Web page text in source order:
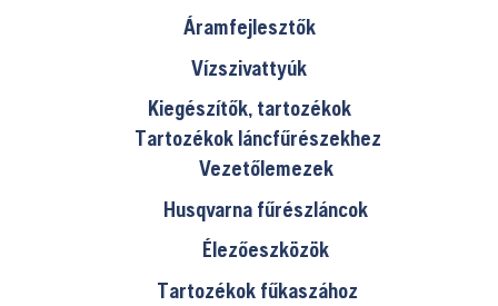
Áramfejlesztők
Vízszivattyúk
Kiegészítők, tartozékok
Tartozékok láncfűrészekhez
Vezetőlemezek
Husqvarna fűrészláncok
Élezőeszközök
Tartozékok fűkaszához